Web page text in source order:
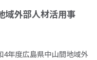
域外部人材活用事
4年度広島県中山間地域外